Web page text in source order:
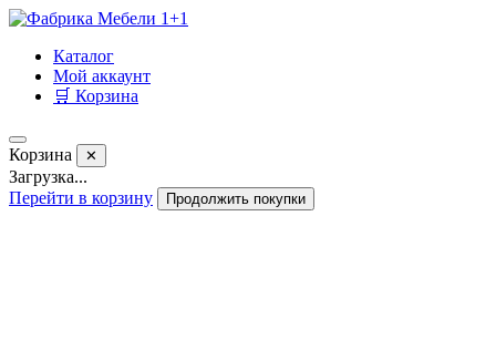
Каталог
Мой аккаунт
🛒 Корзина
Корзина ✕
Загрузка...
Перейти в корзину
Продолжить покупки